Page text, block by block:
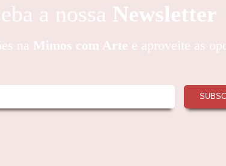
a nossa Newsletter
na Mimos com Arte e aproveite as